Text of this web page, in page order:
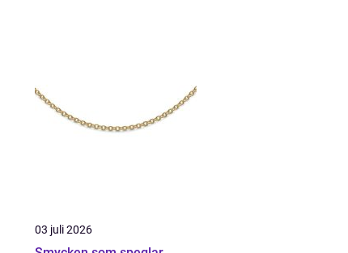
03 juli 2026